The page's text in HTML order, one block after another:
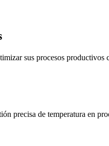
sus procesos productivos
precisa de temperatura en